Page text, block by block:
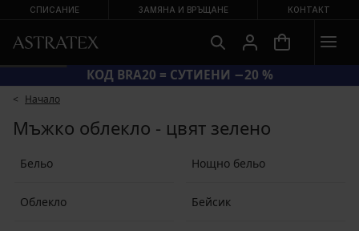
СПИСАНИЕ ЗАМЯНА И ВРЪЩАНЕ КОНТАКТ
КОД BRA20 = СУТИЕНИ −20 %
Начало
Мъжко облекло - цвят зелено
Бельо Нощно бельо
Облекло Бейсик